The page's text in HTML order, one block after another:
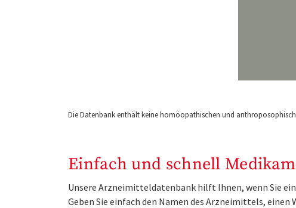
Die Datenbank enthält keine homöopathischen und
Einfach und schnell
Unsere Arzneimitteldatenbank hilft Ihnen, wenn Sie
Geben Sie einfach den Namen des Arzneimittels, einen